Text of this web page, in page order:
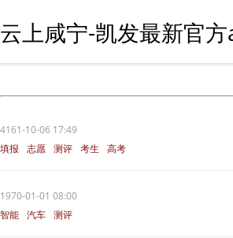
云上咸宁-凯发最新官
4161-10-06 17:49
填报
志愿 测评 考生 高考
1970-01-01 08:00
智能 汽车 测评